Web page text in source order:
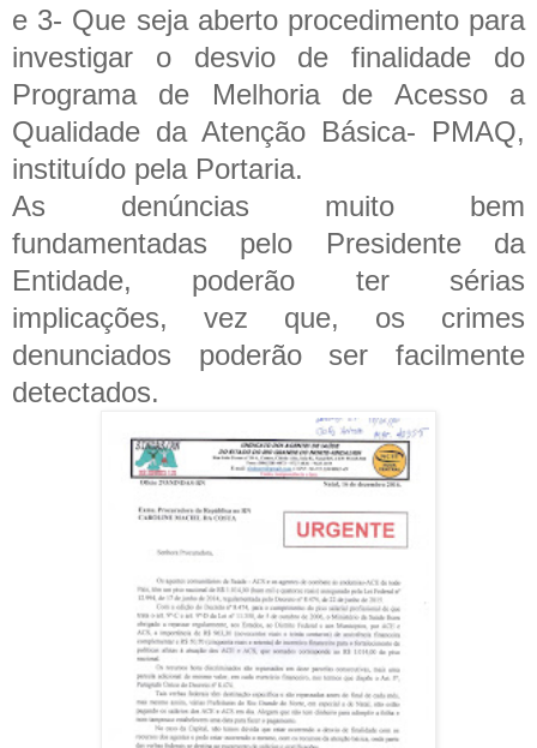
e 3- Que seja aberto procedimento para
investigar o desvio de finalidade do
Programa de Melhoria de Acesso a
Qualidade da Atenção Básica- PMAQ,
instituído pela Portaria.
As denúncias muito bem
fundamentadas pelo Presidente da
Entidade, poderão ter sérias
implicações, vez que, os crimes
denunciados poderão ser facilmente
detectados.